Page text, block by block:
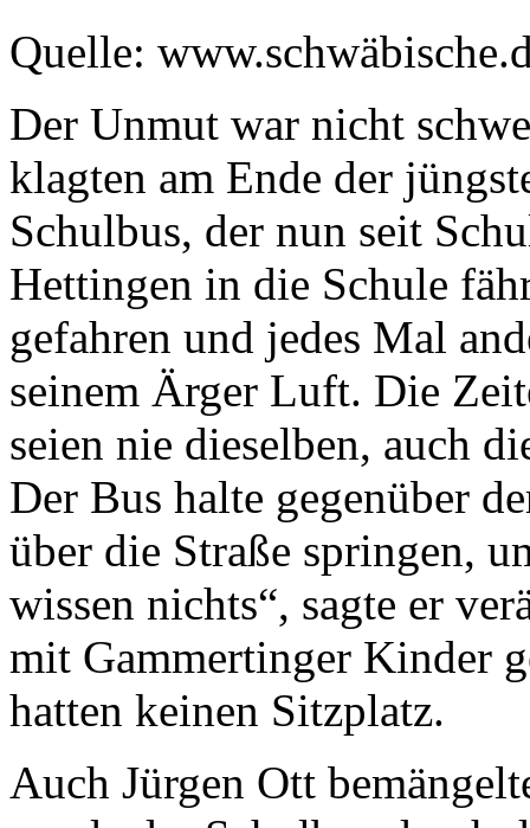
Quelle:
Der Unmut war nicht
klagten am Ende der
Schulbus, der nun seit
Hettingen in die Schule
gefahren und jedes Mal
seinem Ärger Luft. Die
seien nie dieselben, auch
Der Bus halte gegenüber
über die Straße springen,
wissen nichts“, sagte er
mit Gammertinger Kinder
hatten keinen Sitzplatz.
Auch Jürgen Ott